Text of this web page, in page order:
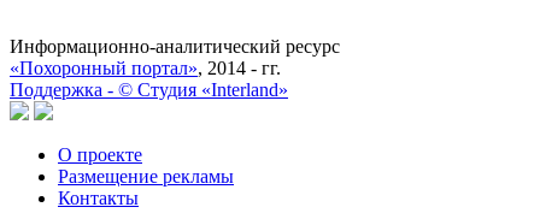
Информационно-аналитический ресурс
«Похоронный портал», 2014 - гг.
Поддержка - © Cтудия «Interland»
О проекте
Размещение рекламы
Контакты